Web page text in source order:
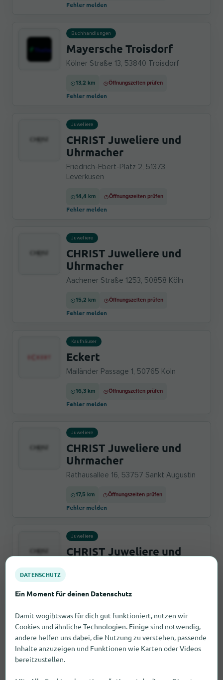
Fehler melden
Buchhandlungen
Mayersche Troisdorf
Kölner Straße 13, 53840 Troisdorf
13,2 km Öffnungszeiten prüfen
Fehler melden
Juweliere
CHRIST Juweliere und
Uhrmacher
Friedrich-Ebert-Platz 2, 51373
Leverkusen
14,4 km Öffnungszeiten prüfen
Fehler melden
Juweliere
CHRIST Juweliere und
Uhrmacher
Aachener Straße 1253, 50858 Köln
15,2 km Öffnungszeiten prüfen
Fehler melden
Kaufhäuser
Eckert
Mailänder Passage 1, 50765 Köln
16,3 km Öffnungszeiten prüfen
Fehler melden
Juweliere
CHRIST Juweliere und
Uhrmacher
Rathausallee 16, 53757 Sankt Augustin
17,5 km Öffnungszeiten prüfen
Fehler melden
Juweliere
CHRIST Juweliere und
19,8 km Öffnungszeiten prüfen
Juweliere
CHRIST Juweliere und
DATENSCHUTZ
Ein Moment für deinen Datenschutz
Damit wogibtswas für dich gut funktioniert, nutzen wir
Cookies und ähnliche Technologien. Einige sind notwendig,
andere helfen uns dabei, die Nutzung zu verstehen, passende
Inhalte anzuzeigen und Funktionen wie Karten oder Videos
bereitzustellen.